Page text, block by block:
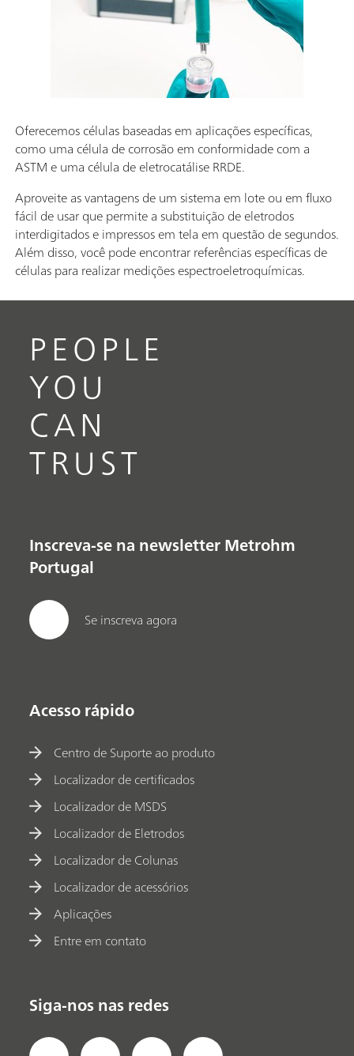
Oferecemos células baseadas em aplicações específicas,
como uma célula de corrosão em conformidade com a
ASTM e uma célula de eletrocatálise RRDE.
Aproveite as vantagens de um sistema em lote ou em fluxo
fácil de usar que permite a substituição de eletrodos
interdigitados e impressos em tela em questão de segundos.
Além disso, você pode encontrar referências específicas de
células para realizar medições espectroeletroquímicas.
PEOPLE
YOU
CAN
TRUST
Inscreva-se na newsletter Metrohm
Portugal
Se inscreva agora
Acesso rápido
Centro de Suporte ao produto
Localizador de certificados
Localizador de MSDS
Localizador de Eletrodos
Localizador de Colunas
Localizador de acessórios
Aplicações
Entre em contato
Siga-nos nas redes